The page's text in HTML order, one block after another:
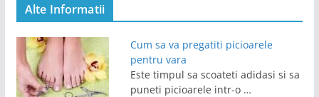
Alte Informatii
Cum sa va pregatiti picioarele
pentru vara
Este timpul sa scoateti adidasi si sa
puneti picioarele intr-o …